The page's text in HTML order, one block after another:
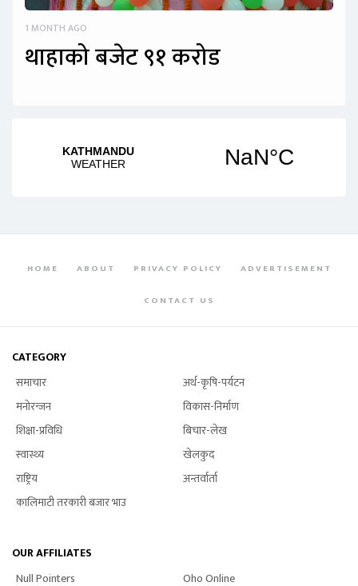
1 MONTH AGO
थाहाको बजेट ९१ करोड
HOME ABOUT PRIVACY POLICY ADVERTISEMENT
CONTACT US
CATEGORY
समाचार
अर्थ-कृषि-पर्यटन
मनोरन्जन
विकास-निर्माण
शिक्षा-प्रविधि
बिचार-लेख
स्वास्थ्य
खेलकुद
राष्ट्रिय
अन्तर्वार्ता
कालिमाटी तरकारी बजार भाउ
OUR AFFILIATES
Null Pointers
Oho Online